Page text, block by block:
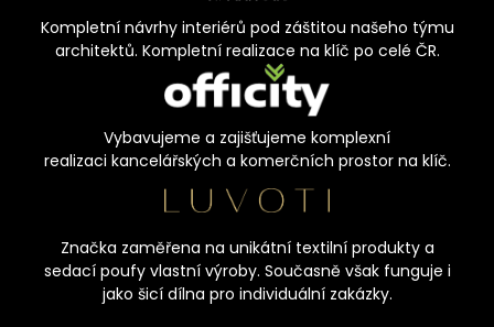
Kompletní návrhy interiérů pod záštitou našeho týmu
architektů. Kompletní realizace na klíč po celé ČR.
Vybavujeme a zajišťujeme komplexní
realizaci kancelářských a komerčních prostor na klíč.
Značka zaměřena na unikátní textilní produkty a
sedací poufy vlastní výroby. Současně však funguje i
jako šicí dílna pro individuální zakázky.